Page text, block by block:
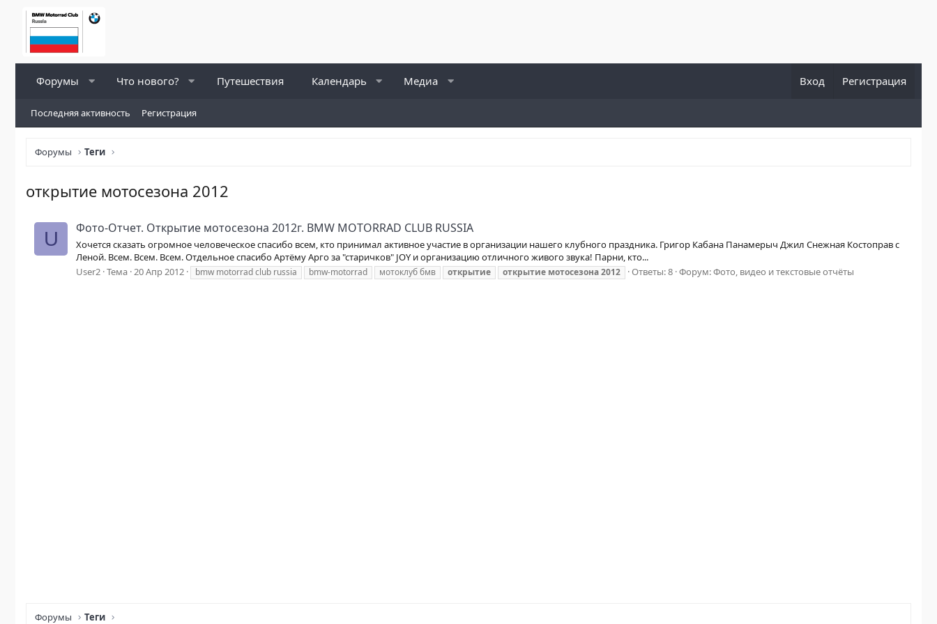
Форумы Что нового? Путешествия Календарь Медиа Вход Регистрация
Последняя активность Регистрация
Форумы Теги
открытие мотосезона 2012
U Фото-Отчет. Открытие мотосезона 2012г. BMW MOTORRAD CLUB RUSSIA
Хочется сказать огромное человеческое спасибо всем, кто принимал активное участие в организации нашего клубного праздника. Григор Кабана Панамерыч Джил Снежная Костоправ с
Леной. Всем. Всем. Всем. Отдельное спасибо Артёму Арго за "старичков" JOY и организацию отличного живого звука! Парни, кто...
User2 Тема 20 Апр 2012 bmw motorrad club russia bmw-motorrad мотоклуб бмв открытие открытие мотосезона2012 Ответы: 8 Форум:Фото, видео и текстовые отчёты
Форумы Теги